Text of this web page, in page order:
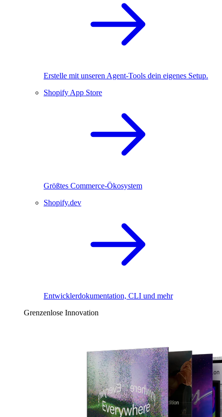
Erstelle mit unseren Agent-Tools dein eigenes Setup.
Shopify App Store
Größtes Commerce-Ökosystem
Shopify.dev
Entwicklerdokumentation, CLI und mehr
Grenzenlose Innovation